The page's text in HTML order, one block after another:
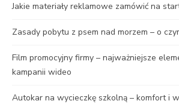
Jakie materiały reklamowe zamówić na
Zasady pobytu z psem nad morzem – o
Film promocyjny firmy – najważniejsze
kampanii wideo
Autokar na wycieczkę szkolną – komfort i